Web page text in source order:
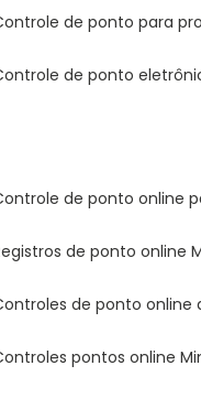
controle de ponto para
controle de ponto
controle de ponto online
registros de ponto online
controles de ponto
controles pontos online